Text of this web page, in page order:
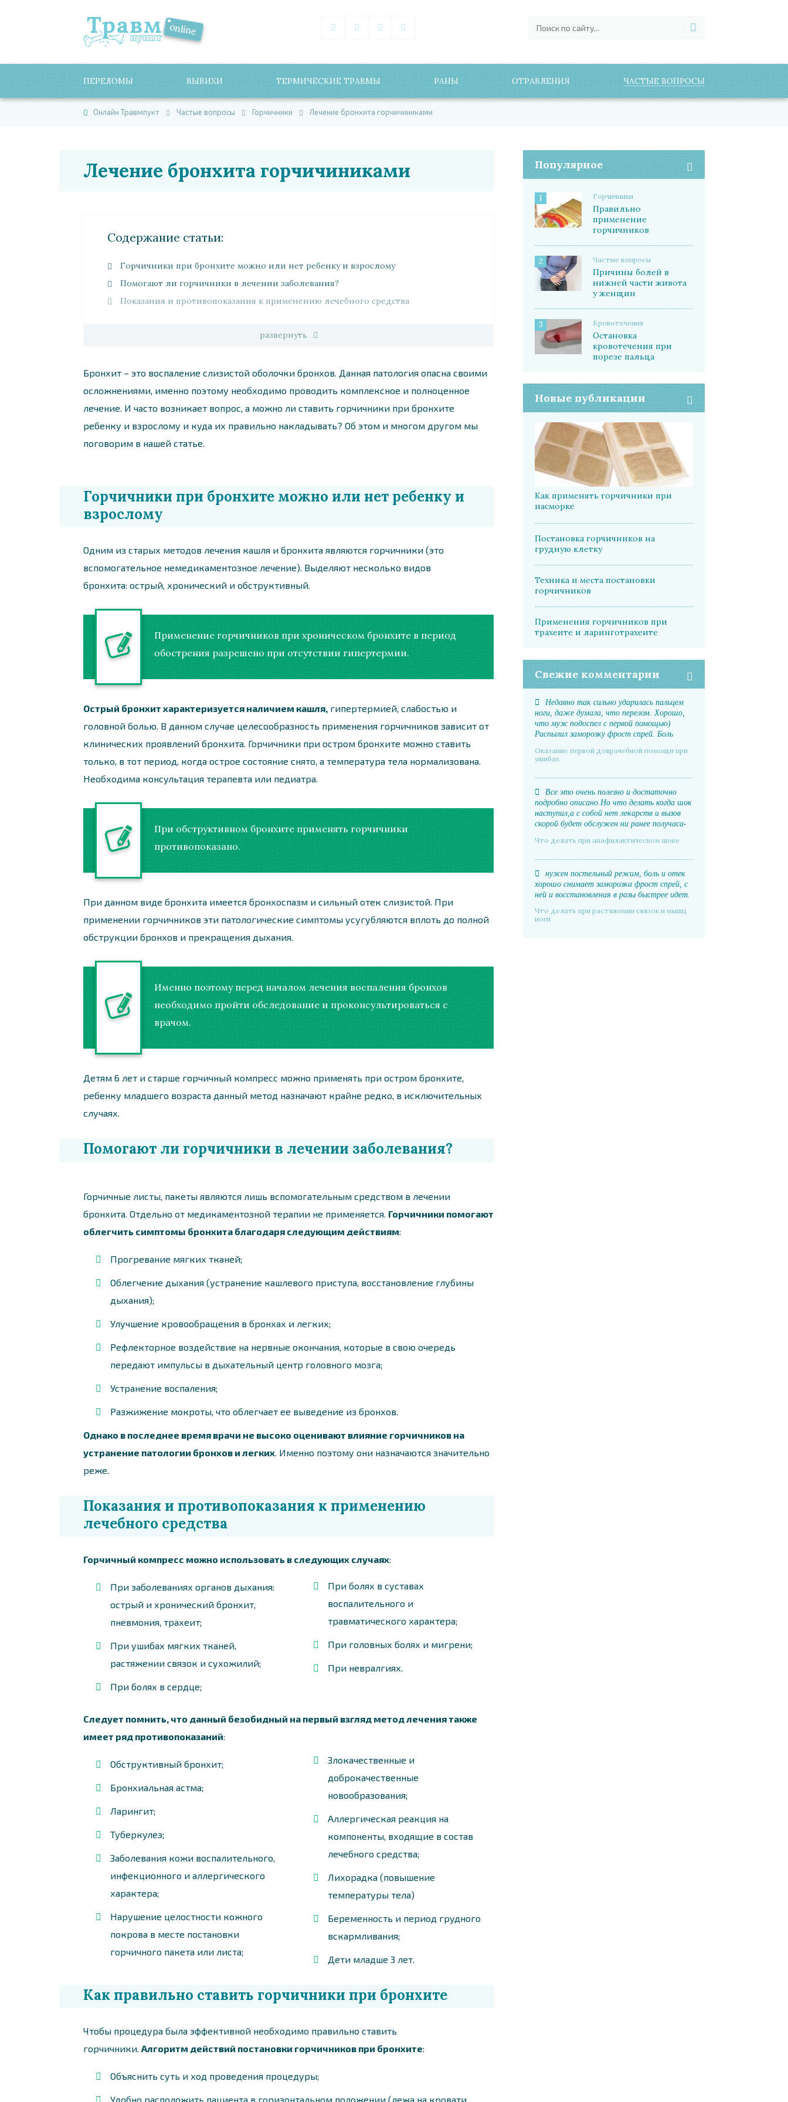
ПЕРЕЛОМЫ ВЫВИХИ ТЕРМИЧЕСКИЕ ТРАВМЫ РАНЫ ОТРАВЛЕНИЯ ЧАСТЫЕ ВОПРОСЫ
Онлайн Травмпукт Частые вопросы Горчичники Лечение бронхита горчичиниками
Лечение бронхита горчичиниками
Cодержание статьи:
Горчичники при бронхите можно или нет ребенку и взрослому
Помогают ли горчичники в лечении заболевания?
Показания и противопоказания к применению лечебного средства
развернуть
Бронхит – это воспаление слизистой оболочки бронхов. Данная патология опасна своими
осложнениями, именно поэтому необходимо проводить комплексное и полноценное
лечение. И часто возникает вопрос, а можно ли ставить горчичники при бронхите
ребенку и взрослому и куда их правильно накладывать? Об этом и многом другом мы
поговорим в нашей статье.
Горчичники при бронхите можно или нет ребенку и
взрослому
Одним из старых методов лечения кашля и бронхита являются горчичники (это
вспомогательное немедикаментозное лечение). Выделяют несколько видов
бронхита: острый, хронический и обструктивный.
Применение горчичников при хроническом бронхите в период
обострения разрешено при отсутствии гипертермии.
Острый бронхит характеризуется наличием кашля, гипертермией, слабостью и
головной болью. В данном случае целесообразность применения горчичников зависит от
клинических проявлений бронхита. Горчичники при остром бронхите можно ставить
только, в тот период, когда острое состояние снято, а температура тела нормализована.
Необходима консультация терапевта или педиатра.
При обструктивном бронхите применять горчичники
противопоказано.
При данном виде бронхита имеется бронхоспазм и сильный отек слизистой. При
применении горчичников эти патологические симптомы усугубляются вплоть до полной
обструкции бронхов и прекращения дыхания.
Именно поэтому перед началом лечения воспаления бронхов
необходимо пройти обследование и проконсультироваться с
врачом.
Детям 6 лет и старше горчичный компресс можно применять при остром бронхите,
ребенку младшего возраста данный метод назначают крайне редко, в исключительных
случаях.
Помогают ли горчичники в лечении заболевания?
Горчичные листы, пакеты являются лишь вспомогательным средством в лечении
бронхита. Отдельно от медикаментозной терапии не применяется. Горчичники помогают
облегчить симптомы бронхита благодаря следующим действиям:
Прогревание мягких тканей;
Облегчение дыхания (устранение кашлевого приступа, восстановление глубины
дыхания);
Улучшение кровообращения в бронхах и легких;
Рефлекторное воздействие на нервные окончания, которые в свою очередь
передают импульсы в дыхательный центр головного мозга;
Устранение воспаления;
Разжижение мокроты, что облегчает ее выведение из бронхов.
Однако в последнее время врачи не высоко оценивают влияние горчичников на
устранение патологии бронхов и легких. Именно поэтому они назначаются значительно
реже.
Показания и противопоказания к применению
лечебного средства
Горчичный компресс можно использовать в следующих случаях:
При заболеваниях органов дыхания:
острый и хронический бронхит,
пневмония, трахеит;
При ушибах мягких тканей,
растяжении связок и сухожилий;
При болях в сердце;
При болях в суставах
воспалительного и
травматического характера;
При головных болях и мигрени;
При невралгиях.
Следует помнить, что данный безобидный на первый взгляд метод лечения также
имеет ряд противопоказаний:
Обструктивный бронхит;
Бронхиальная астма;
Ларингит;
Туберкулез;
Заболевания кожи воспалительного,
инфекционного и аллергического
характера;
Нарушение целостности кожного
покрова в месте постановки
горчичного пакета или листа;
Злокачественные и
доброкачественные
новообразования;
Аллергическая реакция на
компоненты, входящие в состав
лечебного средства;
Лихорадка (повышение
температуры тела)
Беременность и период грудного
вскармливания;
Дети младше 3 лет.
Как правильно ставить горчичники при бронхите
Чтобы процедура была эффективной необходимо правильно ставить
горчичники. Алгоритм действий постановки горчичников при бронхите:
Объяснить суть и ход проведения процедуры;
Удобно расположить пациента в горизонтальном положении (лежа на кровати,
Популярное
1 Горчичники
Правильно
применение
горчичников
2 Частые вопросы
Причины болей в
нижней части живота
у женщин
3 Кровотечения
Остановка
кровотечения при
порезе пальца
Новые публикации
Как применять горчичники при
насморке
Постановка горчичников на
грудную клетку
Техника и места постановки
горчичников
Применения горчичников при
трахеите и ларинготрахеите
Свежие комментарии
Недавно так сильно ударилась пальцем
ноги, даже думала, что перелом. Хорошо,
что муж подоспел с первой помощью)
Распылил заморозку фрост спрей. Боль
следующий день даже синяка не было
Оказание первой доврачебной помощи при
ушибах
Все это очень полезно и достаточно
подробно описано.Но что делать когда шок
наступил,а с собой нет лекарств и вызов
скорой будет обслужен ни ранее получаса-
Что делать при анафилактическом шоке
нужен постельный режим, боль и отек
хорошо снимает заморозка фрост спрей, с
ней и восстановления в разы быстрее идет.
Что делать при растяжении связок и мышц
ноги